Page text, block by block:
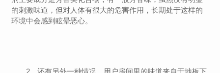
的刺激味道，但对人体有很大的危害作用，长期处于这样的
环境中会感到眩晕恶心。
2、还有另外一种情况，用户房间里的味道来自于地板下